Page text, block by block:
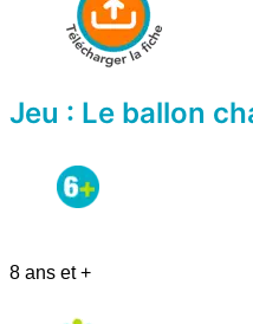
Jeu : Le ballon
8 ans et +